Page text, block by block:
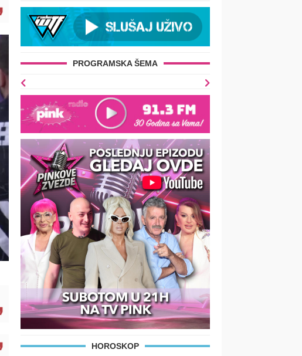
(VIDEO)
PROGRAMSKA ŠEMA
HOROSKOP